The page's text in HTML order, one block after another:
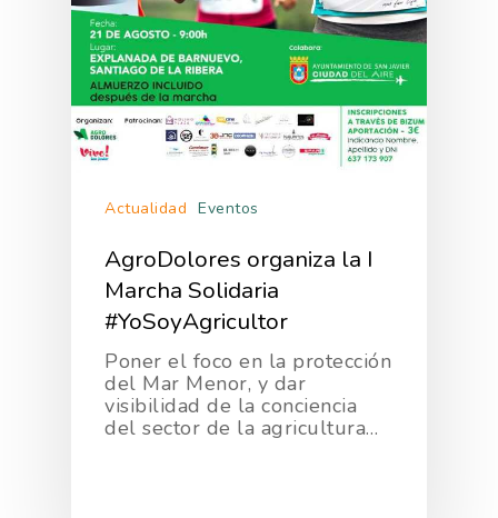
Actualidad Eventos
AgroDolores organiza la I
Marcha Solidaria
#YoSoyAgricultor
Poner el foco en la protección
del Mar Menor, y dar
visibilidad de la conciencia
del sector de la agricultura…